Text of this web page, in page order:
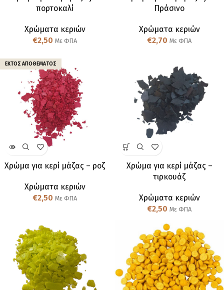
πορτοκαλί
Χρώματα κεριών
€2,50 Με ΦΠΑ
Πράσινο
Χρώματα κεριών
€2,70 Με ΦΠΑ
ΕΚΤΌΣ ΑΠΟΘΈΜΑΤΟΣ
Χρώμα για κερί μάζας – ροζ
Χρώματα κεριών
€2,50 Με ΦΠΑ
Χρώμα για κερί μάζας –
τιρκουάζ
Χρώματα κεριών
€2,50 Με ΦΠΑ